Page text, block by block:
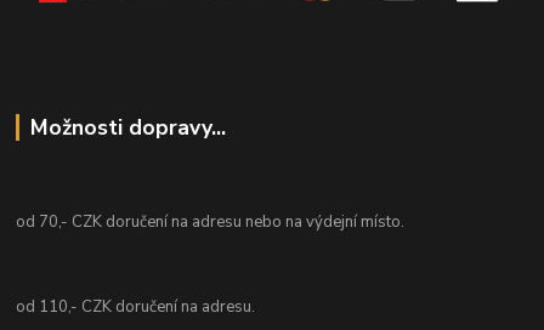
Možnosti dopravy...
od 70,- CZK doručení na adresu nebo na výdejní místo.
od 110,- CZK doručení na adresu.